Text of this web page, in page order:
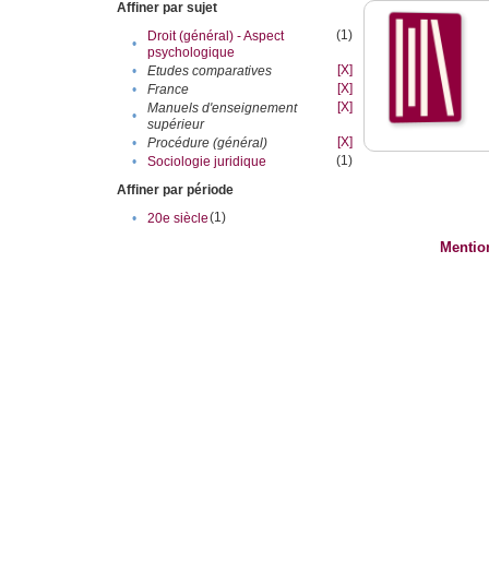
Affiner par sujet
•
Droit (général) - Aspect
psychologique
(1)
• Etudes comparatives
[X]
•
France
[X]
•
Manuels d'enseignement
supérieur
[X]
• Procédure (général)
[X]
•
Sociologie juridique
(1)
Affiner par période
•
20e siècle(1)